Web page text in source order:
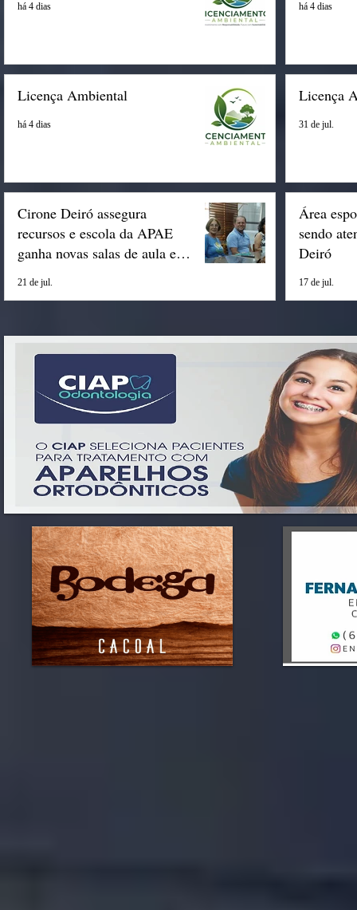
há 4 dias há 4 dias
Licença Ambiental
há 4 dias
Licença
31 de jul.
Cirone Deiró assegura
recursos e escola da APAE
ganha novas salas de aula em
21 de jul.
Área
sendo
Deiró
17 de jul.